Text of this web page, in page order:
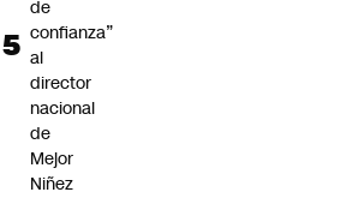
de
confianza”
al
director
nacional
de
Mejor
Niñez